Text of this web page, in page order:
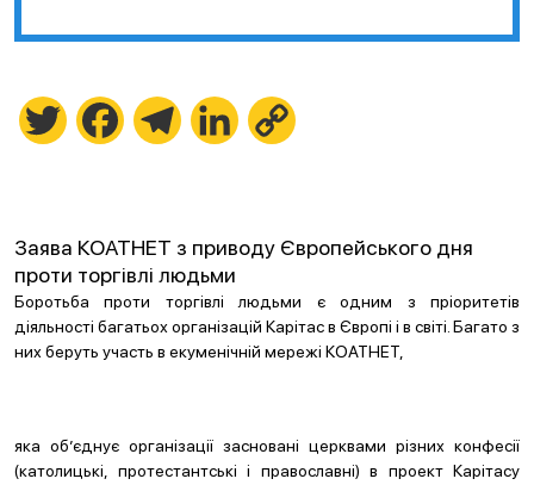
Twitter FacebookTelegramLinkedIn
Заява КОАТНЕТ з приводу Європейського дня
проти торгівлі людьми
Боротьба проти торгівлі людьми є одним з пріоритетів
діяльності багатьох організацій Карітас в Європі і в світі. Багато з
них беруть участь в екуменічній мережі КОАТНЕТ,
яка об’єднує організації засновані церквами різних конфесії
(католицькі, протестантські і православні) в проект Карітасу